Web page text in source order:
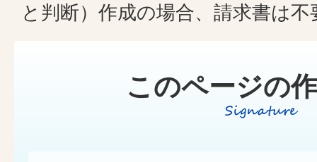
と判断）作成の場合、請求書は
このページの